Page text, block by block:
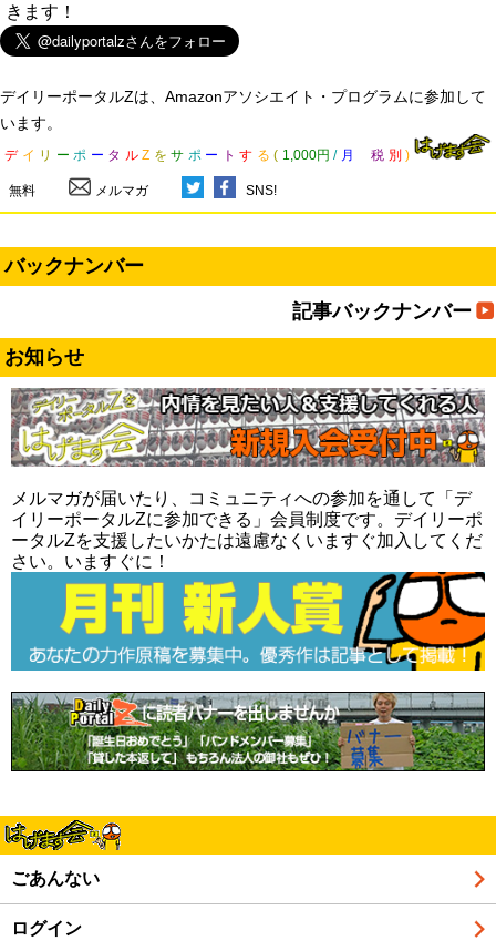
きます！
デイリーポータルZは、Amazonアソシエイト・プログラムに参加して
います。
デ イ リ ー ポ ー タ ル Z を サ ポ ー ト す る ( 1,000円 / 月 税 別 )
無料 メルマガ SNS!
バックナンバー
記事バックナンバー
お知らせ
メルマガが届いたり、コミュニティへの参加を通して「デ
イリーポータルZに参加できる」会員制度です。デイリーポ
ータルZを支援したいかたは遠慮なくいますぐ加入してくだ
さい。いますぐに！
ごあんない
ログイン